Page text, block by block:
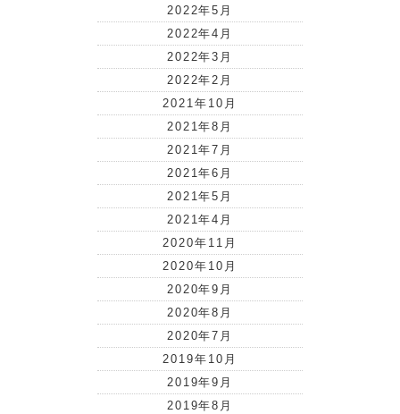
2022年5月
2022年4月
2022年3月
2022年2月
2021年10月
2021年8月
2021年7月
2021年6月
2021年5月
2021年4月
2020年11月
2020年10月
2020年9月
2020年8月
2020年7月
2019年10月
2019年9月
2019年8月